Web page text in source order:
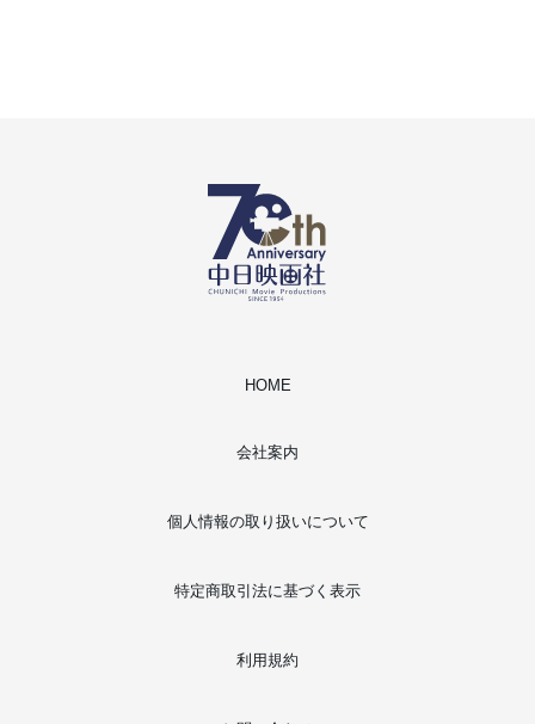
HOME
会社案内
個人情報の取り扱いについて
特定商取引法に基づく表示
利用規約